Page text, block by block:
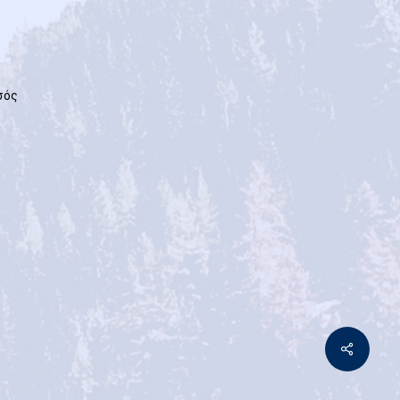
Share